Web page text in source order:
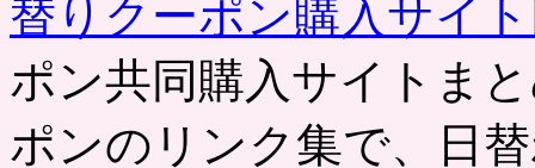
替りクーポン購入サイ
ポン共同購入サイトま
ポンのリンク集で、日